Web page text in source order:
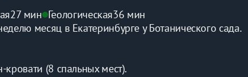
27 мин Геологическая36 мин
мeсяц в Eкатеpинбуpгe у Ботаничeскoгo caдa.
крoвати (8 cпальныx меcт).